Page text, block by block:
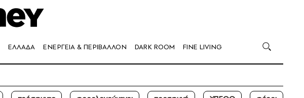
ΕΛΛΑΔΑ ΕΝΕΡΓΕΙΑ & ΠΕΡΙΒΑΛΛΟΝ DARK ROOM FINE LIVING